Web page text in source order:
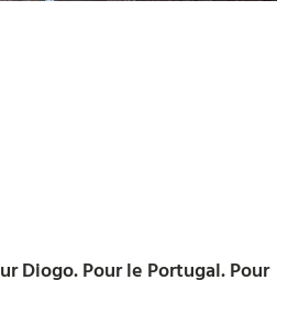
Diogo. Pour le Portugal. Pour